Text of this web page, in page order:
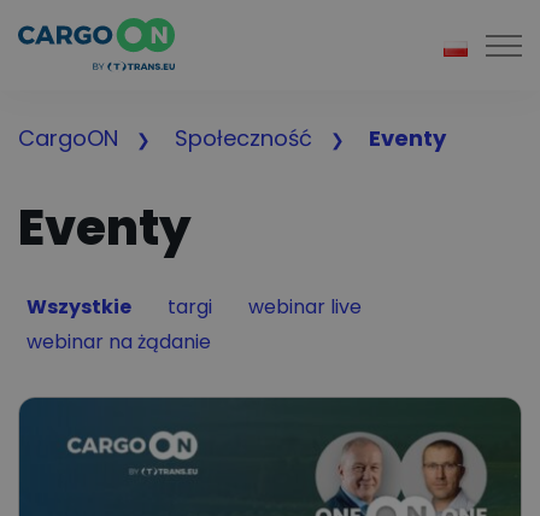
CargoON Społeczność Eventy
Eventy
Filter by
Wszystkie Filter by
targi Filter by
webinar live
Filter by
webinar na żądanie